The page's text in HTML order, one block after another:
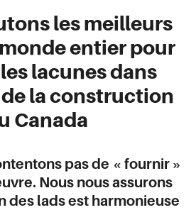
les meilleurs
entier pour
lacunes dans
la construction
Canada
pas de « fournir »
Nous nous assurons
des lads est harmonieuse